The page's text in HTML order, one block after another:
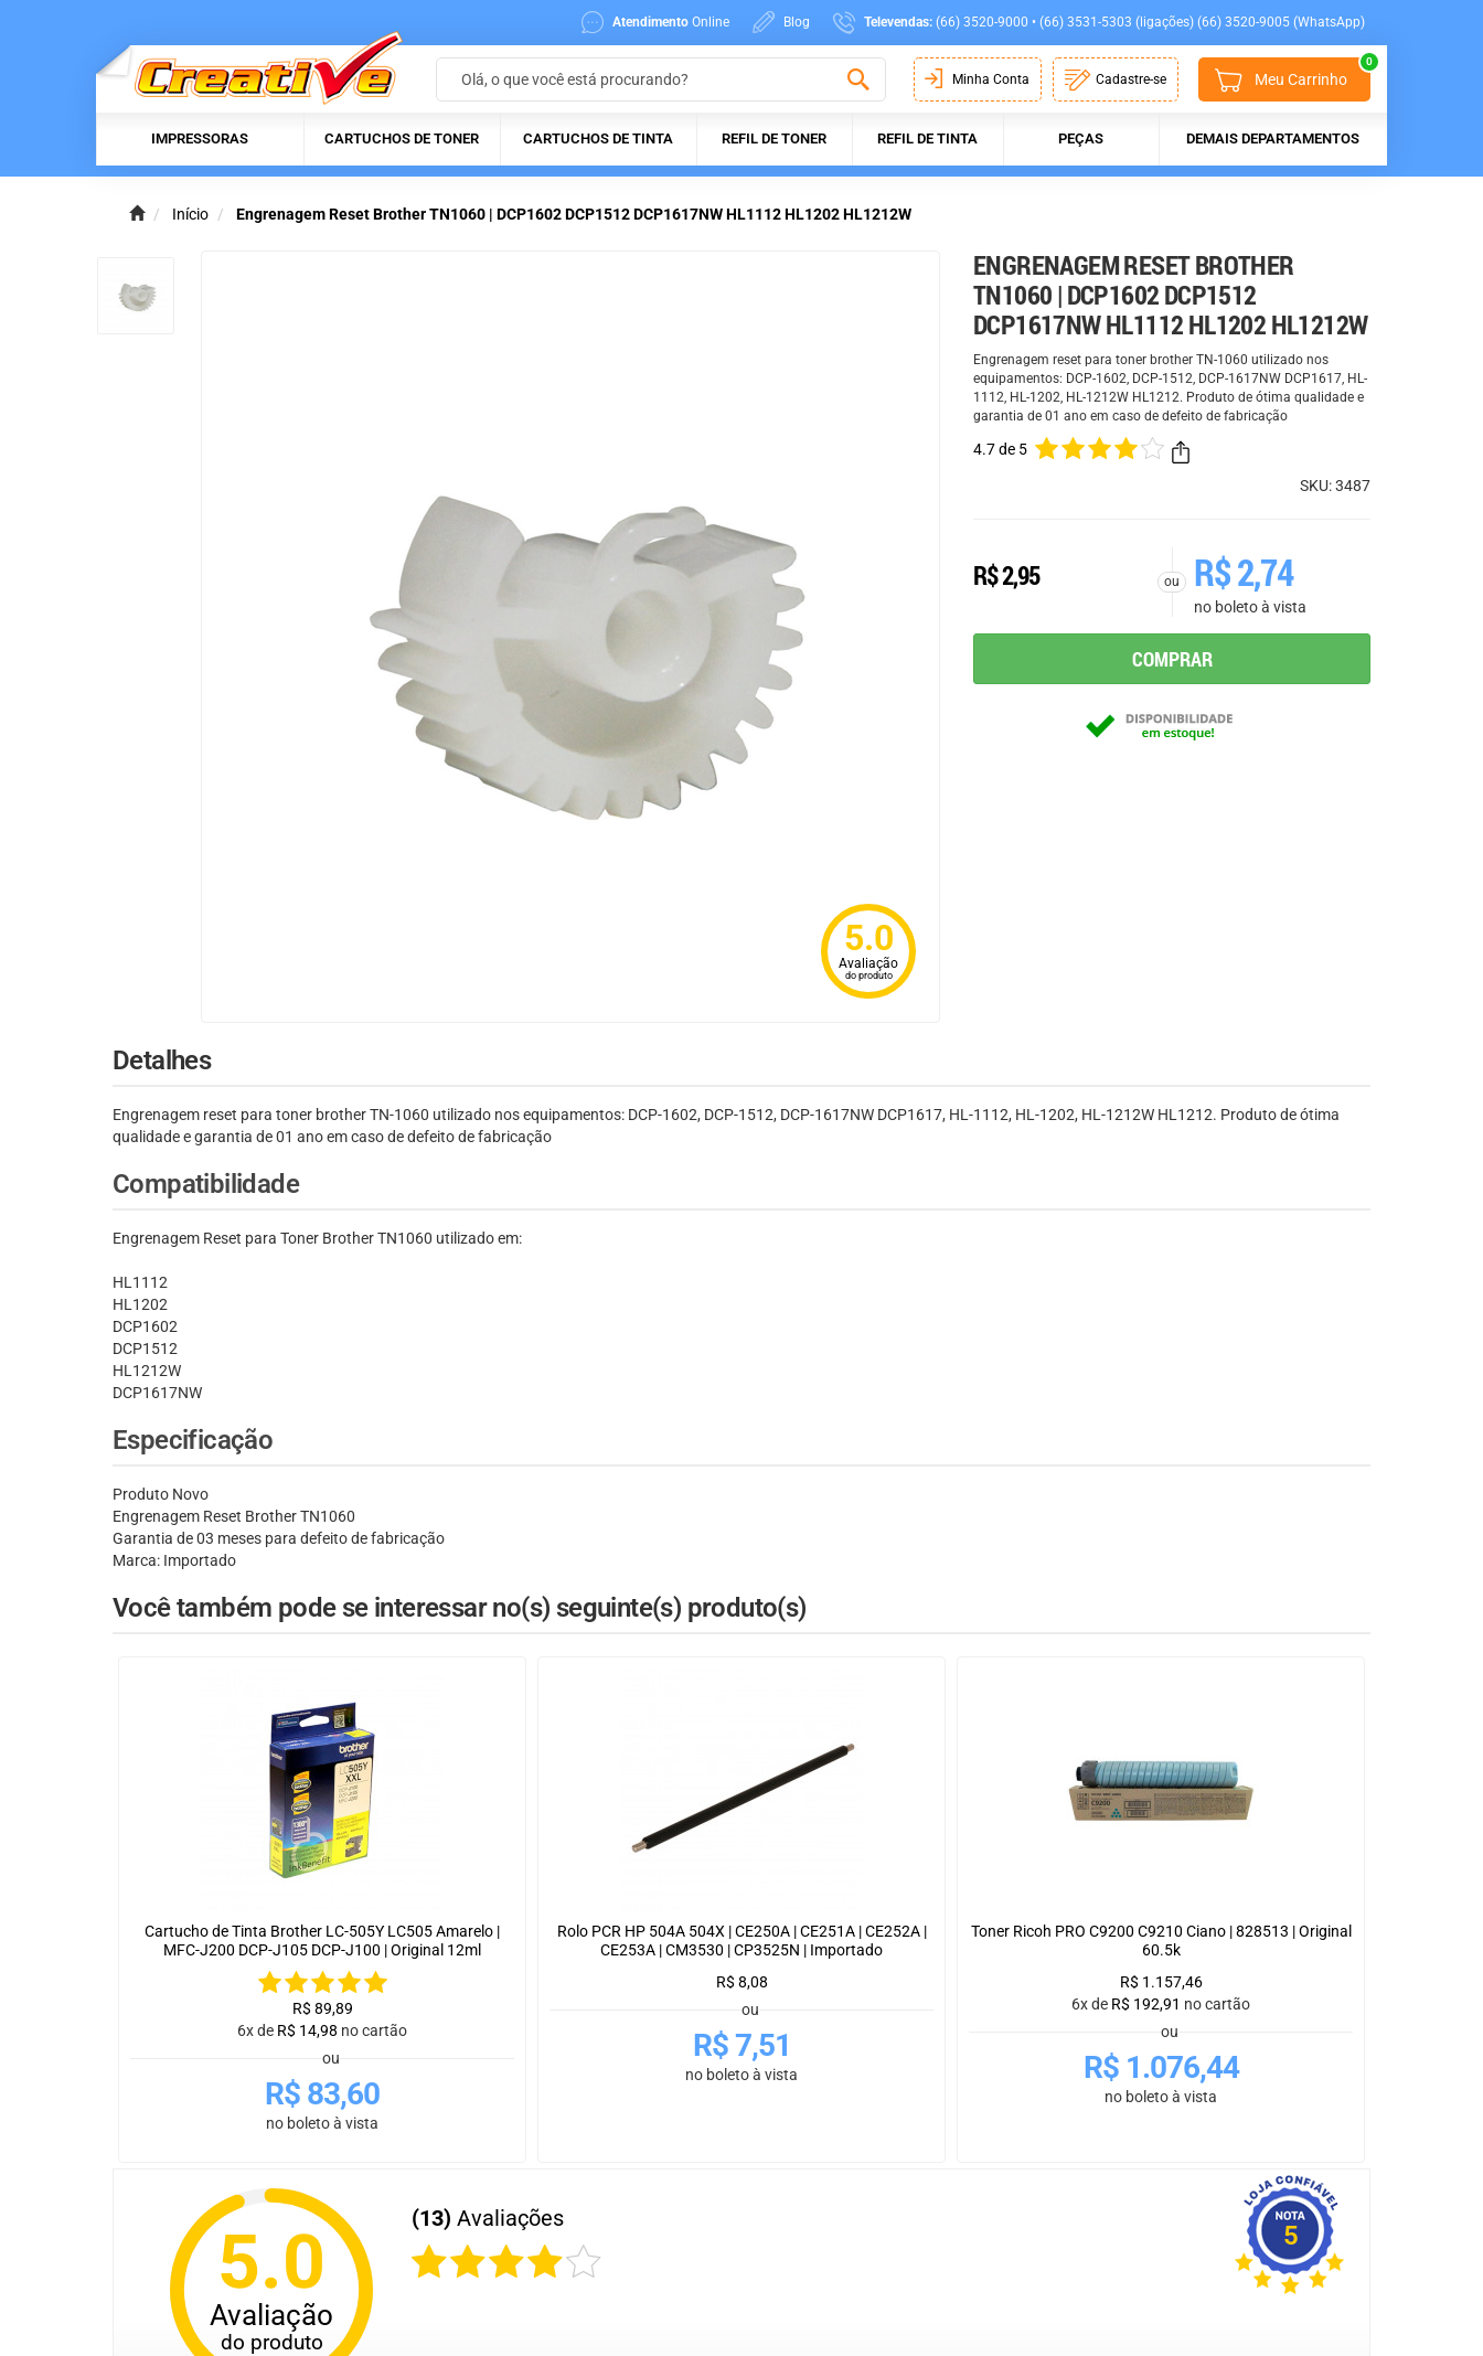
Atendimento Online Blog Televendas: (66) 3520-9000 • (66) 3531-5303 (ligações) (66) 3520-9005 (WhatsApp)
Minha Conta Cadastre-se Meu Carrinho
0
IMPRESSORAS CARTUCHOS DE TONER CARTUCHOS DE TINTA REFIL DE TONER REFIL DE TINTA PEÇAS DEMAIS DEPARTAMENTOS
Início Engrenagem Reset Brother TN1060 | DCP1602 DCP1512 DCP1617NW HL1112 HL1202 HL1212W
5.0
Avaliação
do produto
ENGRENAGEM RESET BROTHER
TN1060 | DCP1602 DCP1512
DCP1617NW HL1112 HL1202 HL1212W
Engrenagem reset para toner brother TN-1060 utilizado nos
equipamentos: DCP-1602, DCP-1512, DCP-1617NW DCP1617, HL-
1112, HL-1202, HL-1212W HL1212. Produto de ótima qualidade e
garantia de 01 ano em caso de defeito de fabricação
4.7 de 5
SKU: 3487
R$2,95 ou R$2,74
no boleto à vista
COMPRAR
Detalhes
Engrenagem reset para toner brother TN-1060 utilizado nos equipamentos: DCP-1602, DCP-1512, DCP-1617NW DCP1617, HL-1112, HL-1202, HL-1212W HL1212. Produto de ótima
qualidade e garantia de 01 ano em caso de defeito de fabricação
Compatibilidade
Engrenagem Reset para Toner Brother TN1060 utilizado em:
HL1112
HL1202
DCP1602
DCP1512
HL1212W
DCP1617NW
Especificação
Produto Novo
Engrenagem Reset Brother TN1060
Garantia de 03 meses para defeito de fabricação
Marca: Importado
Você também pode se interessar no(s) seguinte(s) produto(s)
Cartucho de Tinta Brother LC-505Y LC505 Amarelo |
MFC-J200 DCP-J105 DCP-J100 | Original 12ml
R$ 89,89
6x de R$ 14,98 no cartão
ou
R$ 83,60
no boleto à vista
Rolo PCR HP 504A 504X | CE250A | CE251A | CE252A |
CE253A | CM3530 | CP3525N | Importado
R$ 8,08
ou
R$7,51
no boleto à vista
Toner Ricoh PRO C9200 C9210 Ciano | 828513 | Original
60.5k
R$ 1.157,46
6x de R$ 192,91 no cartão
ou
R$1.076,44
no boleto à vista
5.0
Avaliação
do produto
(13) Avaliações
5